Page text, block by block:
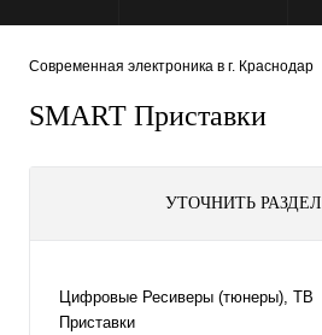
Современная электроника в г. Краснодар
SMART Приставки
УТОЧНИТЬ РАЗДЕЛ
Цифровые Ресиверы (тюнеры), ТВ
Приставки